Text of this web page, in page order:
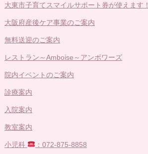
大東市子育てスマイルサポート券が使えます！
大阪府産後ケア事業のご案内
無料送迎のご案内
レストラン～Amboise～アンボワーズ
院内イベントのご案内
診療案内
入院案内
教室案内
小児科 ：072-875-8858